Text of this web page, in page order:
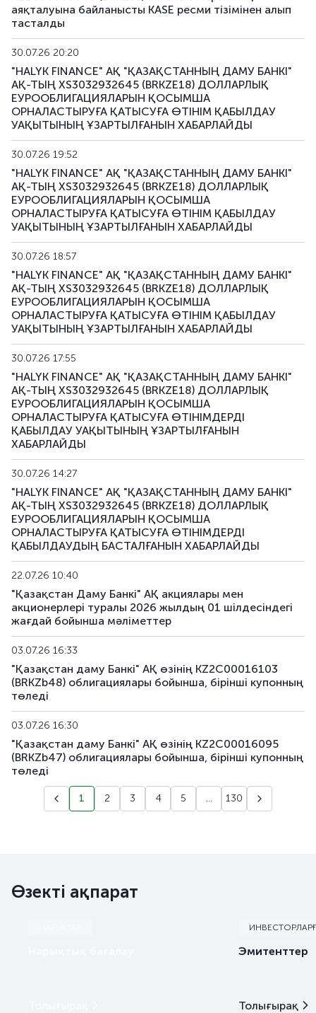
BRKZb36 KZ2C00010346 негізгі
BRKZb37
BRKZb38 KZ2C00011583 негізгі
BRKZb39 KZ2C00011575 негізгі
BRKZb40 KZ2C00012227 негізгі
BRKZb41 KZ2C00012813 негізгі
BRKZb43 KZ2C00013423
BRKZb44 негізгі
BRKZb45 KZ2C00014553 негізгі
BRKZb46 KZ2C00015824
BRKZb47 KZ2C00016095 негізгі
BRKZb48
BRKZe12
XS2337670694
US25159XAD57
BRKZe14
US48129VAB27
BRKZe15
XS2800066370
US48129VAC00
негізгі
BRKZe16
XS2917067204
US25159XAE31
негізгі
BRKZe17
US25159XAF06
BRKZe18
XS3032932645
US48129VAD82
негізгі
BRKZe20 XS3108524227 негізгі
BRKZe21
BRKZe22
US48129VAG14
негізгі
BRKZe23
US48129VAF31
негізгі
аяқталуына байланысты KASE ресми тізімінен алып
тасталды
30.07.26 20:20
"HALYK FINANCE" АҚ "ҚАЗАҚСТАННЫҢ ДАМУ БАНКІ"
АҚ-ТЫҢ XS3032932645 (BRKZE18) ДОЛЛАРЛЫҚ
ЕУРООБЛИГАЦИЯЛАРЫН ҚОСЫМША
ОРНАЛАСТЫРУҒА ҚАТЫСУҒА ӨТІНІМ ҚАБЫЛДАУ
УАҚЫТЫНЫҢ ҰЗАРТЫЛҒАНЫН ХАБАРЛАЙДЫ
30.07.26 19:52
"HALYK FINANCE" АҚ "ҚАЗАҚСТАННЫҢ ДАМУ БАНКІ"
АҚ-ТЫҢ XS3032932645 (BRKZE18) ДОЛЛАРЛЫҚ
ЕУРООБЛИГАЦИЯЛАРЫН ҚОСЫМША
ОРНАЛАСТЫРУҒА ҚАТЫСУҒА ӨТІНІМ ҚАБЫЛДАУ
УАҚЫТЫНЫҢ ҰЗАРТЫЛҒАНЫН ХАБАРЛАЙДЫ
30.07.26 18:57
"HALYK FINANCE" АҚ "ҚАЗАҚСТАННЫҢ ДАМУ БАНКІ"
АҚ-ТЫҢ XS3032932645 (BRKZE18) ДОЛЛАРЛЫҚ
ЕУРООБЛИГАЦИЯЛАРЫН ҚОСЫМША
ОРНАЛАСТЫРУҒА ҚАТЫСУҒА ӨТІНІМ ҚАБЫЛДАУ
УАҚЫТЫНЫҢ ҰЗАРТЫЛҒАНЫН ХАБАРЛАЙДЫ
30.07.26 17:55
"HALYK FINANCE" АҚ "ҚАЗАҚСТАННЫҢ ДАМУ БАНКІ"
АҚ-ТЫҢ XS3032932645 (BRKZE18) ДОЛЛАРЛЫҚ
ЕУРООБЛИГАЦИЯЛАРЫН ҚОСЫМША
ОРНАЛАСТЫРУҒА ҚАТЫСУҒА ӨТІНІМДЕРДІ
ҚАБЫЛДАУ УАҚЫТЫНЫҢ ҰЗАРТЫЛҒАНЫН
ХАБАРЛАЙДЫ
30.07.26 14:27
"HALYK FINANCE" АҚ "ҚАЗАҚСТАННЫҢ ДАМУ БАНКІ"
АҚ-ТЫҢ XS3032932645 (BRKZE18) ДОЛЛАРЛЫҚ
ЕУРООБЛИГАЦИЯЛАРЫН ҚОСЫМША
ОРНАЛАСТЫРУҒА ҚАТЫСУҒА ӨТІНІМДЕРДІ
ҚАБЫЛДАУДЫҢ БАСТАЛҒАНЫН ХАБАРЛАЙДЫ
22.07.26 10:40
"Қазақстан Даму Банкі" АҚ акциялары мен
акционерлері туралы 2026 жылдың 01 шілдесіндегі
жағдай бойынша мәліметтер
03.07.26 16:33
"Қазақстан даму Банкі" АҚ өзінің KZ2C00016103
(BRKZb48) облигациялары бойынша, бiрiншi купонның
төледi
03.07.26 16:30
"Қазақстан даму Банкі" АҚ өзінің KZ2C00016095
(BRKZb47) облигациялары бойынша, бiрiншi купонның
төледi
1 2 3 4 5 ... 130
Өзекті ақпарат
Эмитенттер
Толығырақ